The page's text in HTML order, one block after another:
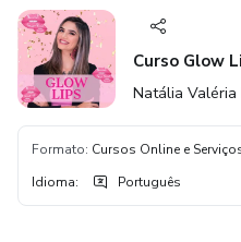
Curso Glow
Natália
Formato: Cursos Online e
Idioma: Português